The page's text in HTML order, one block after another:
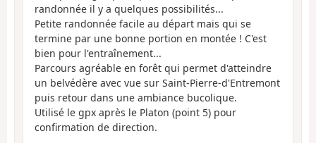
randonnée il y a quelques possibilités...
Petite randonnée facile au départ mais qui se
termine par une bonne portion en montée ! C'est
bien pour l'entraînement...
Parcours agréable en forêt qui permet d'atteindre
un belvédère avec vue sur Saint-Pierre-d'Entremont
puis retour dans une ambiance bucolique.
Utilisé le gpx après le Platon (point 5) pour
confirmation de direction.